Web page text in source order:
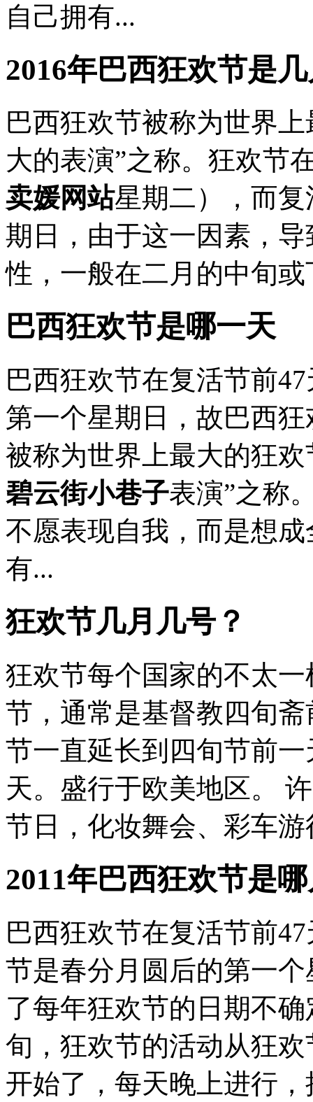
自己拥有...
2016年巴西狂欢节是
巴西狂欢节被称为世界
大的表演”之称。狂欢节
卖媛网站星期二），而
期日，由于这一因素，
性，一般在二月的中旬
巴西狂欢节是哪一天
巴西狂欢节在复活节前
第一个星期日，故巴西
被称为世界上最大的狂
碧云街小巷子表演”之称
不愿表现自我，而是想
有...
狂欢节几月几号？
狂欢节每个国家的不太
节，通常是基督教四旬
节一直延长到四旬节前
天。盛行于欧美地区。
节日，化妆舞会、彩车
2011年巴西狂欢节是
巴西狂欢节在复活节前
节是春分月圆后的第一
了每年狂欢节的日期不
旬，狂欢节的活动从狂
开始了，每天晚上进行